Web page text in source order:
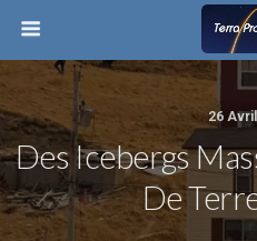
26
Des Icebergs
De